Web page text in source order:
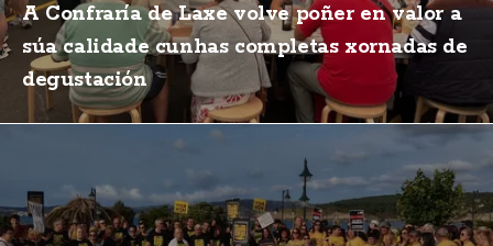
A Confraría de Laxe volve poñer en valor a
súa calidade cunhas completas xornadas de
degustación